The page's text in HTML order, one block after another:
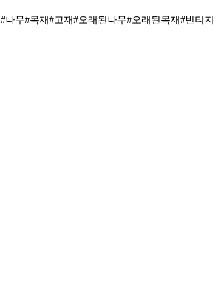
#나무#목재#고재#오래된나무#오래된목재#빈티지